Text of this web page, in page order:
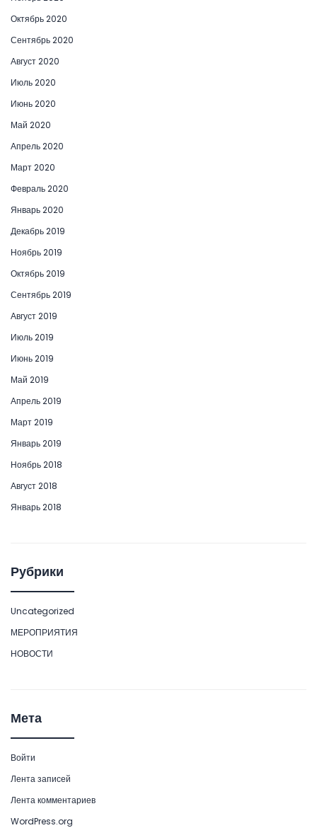
Октябрь 2020
Сентябрь 2020
Август 2020
Июль 2020
Июнь 2020
Май 2020
Апрель 2020
Март 2020
Февраль 2020
Январь 2020
Декабрь 2019
Ноябрь 2019
Октябрь 2019
Сентябрь 2019
Август 2019
Июль 2019
Июнь 2019
Май 2019
Апрель 2019
Март 2019
Январь 2019
Ноябрь 2018
Август 2018
Январь 2018
Рубрики
Uncategorized
МЕРОПРИЯТИЯ
НОВОСТИ
Мета
Войти
Лента записей
Лента комментариев
WordPress.org